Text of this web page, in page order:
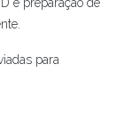
para